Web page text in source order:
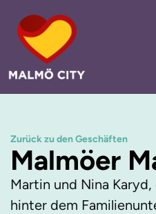
Zurück zu den Geschäften
Malmöer
Martin und Nina
hinter dem